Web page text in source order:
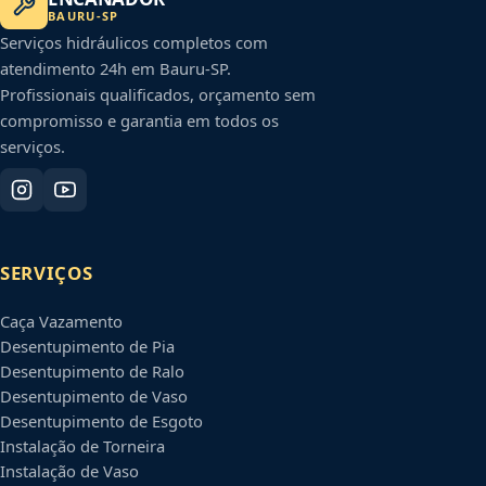
BAURU-SP
Serviços hidráulicos completos com
atendimento 24h em Bauru-SP.
Profissionais qualificados, orçamento sem
compromisso e garantia em todos os
serviços.
SERVIÇOS
Caça Vazamento
Desentupimento de Pia
Desentupimento de Ralo
Desentupimento de Vaso
Desentupimento de Esgoto
Instalação de Torneira
Instalação de Vaso